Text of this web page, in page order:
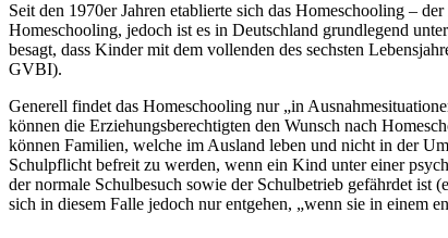
Seit den 1970er Jahren etablierte sich das Homeschooling –
Homeschooling, jedoch ist es in Deutschland grundlegend
besagt, dass Kinder mit dem vollenden des sechsten
GVBI).
Generell findet das Homeschooling nur „in
können die Erziehungsberechtigten den Wunsch nach
können Familien, welche im Ausland leben und nicht in der
Schulpflicht befreit zu werden, wenn ein Kind unter einer
der normale Schulbesuch sowie der Schulbetrieb gefährdet ist
sich in diesem Falle jedoch nur entgehen, „wenn sie in einem